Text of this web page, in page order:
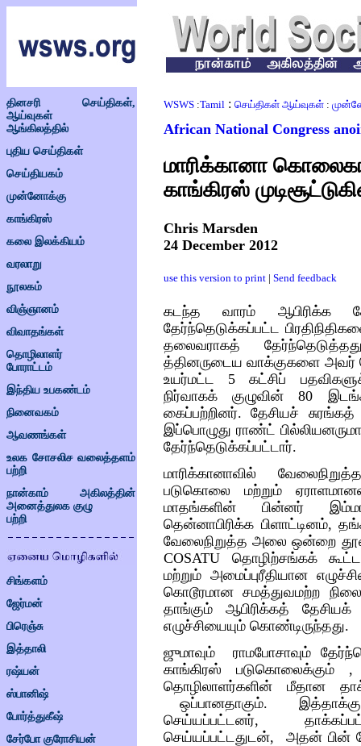
தினசரி செய்திகள்,
ஆய்வுகள்
ஆங்கிலத்தில்
புதிய செய்திகள்
செய்தியகம்
முன்னோக்கு
காங்கிரஸ்
கலை இலக்கியம்
வரலாறு
நூலகம்
விஞ்ஞானம்
விவாதங்கள்
தொழிலாளர்
போராட்டம்
இந்திய உபகண்டம்
நினைவகம்
ஆவணங்கள்
உலக சோசலிச வலைத்தளம்
பற்றி
நான்காம் அகிலத்தின்
அனைத்துலக குழு
பற்றி
சிங்களம்
ஜேர்மன்
பிரெஞ்சு
இத்தாலி
ரஷ்யன்
ஸ்பானிஷ்
போர்த்துகீஷ்
சேர்போ குரோசியன்
WSWS :Tamil : செய்திகள் ஆய்வுகள் :
African National Congress
மாரிக்கானா
காங்கிரஸ்
Chris Marsden
24 December 2012
use this version to print | Send feedback
கடந்த வாரம் ஆபிரிக்க
தேர்ந்தெடுக்கப்பட்ட
தலைவராகத்
த்தினருடைய வாக்குகளை அவர்
உயர்மட்ட
5கட்சிப்
நிர்வாகக்
குழுவின் 80
கைப்பற்றினர்.தேசியச்
சுரங்கத்
இப்பொழுது ராண்ட்
தேர்ந்தெடுக்கப்பட்டார்.
மாரிக்கானாவில்
படுகொலை
மற்றும்
மாதங்களின்
பின்னர்
தென்னாபிரிக்க பிளாட்டினம்,
வேலைநிறுத்த அலை ஒன்றை
COSATU தொழிற்சங்கக்
மற்றும் அமைப்புரீதியான
கொடூரமான சமத்துவமற்ற நிலை
தாங்கும்
ஆபிரிக்கத்
தேசியக்
எழுச்சியையும் கொண்டிருந்தது.
ஜுமாவும்
ராமபோசாவும்
காங்கிரஸ்
படுகொலைக்கும்
தொழிலாளர்களின்
மீதான
ஒப்பானதாகும்.
செய்யப்பட்டனர்,
செய்யப்பட்டதுடன், அதன் பின்